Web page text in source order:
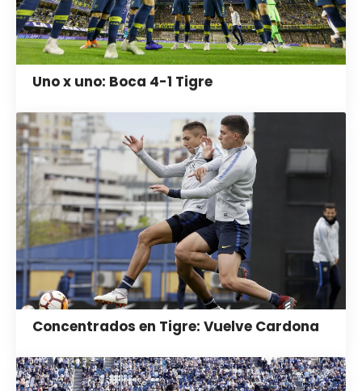
Uno x uno: Boca 4-1 Tigre
Concentrados en Tigre: Vuelve Cardona